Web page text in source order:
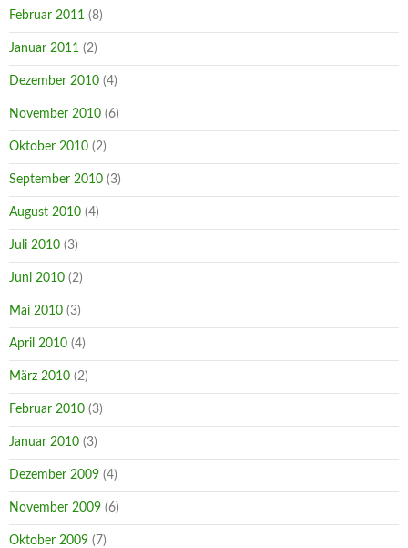
Februar 2011 (8)
Januar 2011 (2)
Dezember 2010 (4)
November 2010 (6)
Oktober 2010 (2)
September 2010 (3)
August 2010 (4)
Juli 2010 (3)
Juni 2010 (2)
Mai 2010 (3)
April 2010 (4)
März 2010 (2)
Februar 2010 (3)
Januar 2010 (3)
Dezember 2009 (4)
November 2009 (6)
Oktober 2009 (7)